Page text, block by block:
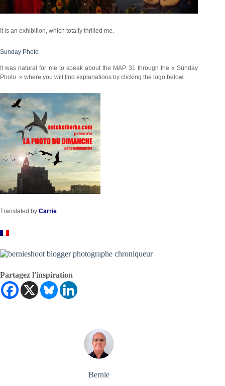
It is an exhibition, which totally thrilled me.
Sunday Photo
It was natural for me to speak about the MAP 31 through the « Sunday
Photo » where you will find explanations by clicking the logo below.
Translated by Carrie
Partagez l'inspiration
Bernie